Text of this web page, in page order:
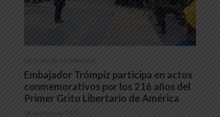
NOTICIAS DE LA EMBAJADA
Embajador Trómpiz participa en actos
conmemorativos por los 216 años del
Primer Grito Libertario de América
26 de mayo de 2025